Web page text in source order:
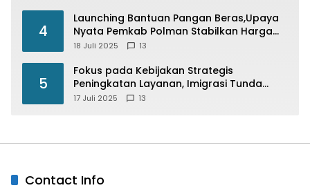
4
Launching Bantuan Pangan Beras,Upaya
Nyata Pemkab Polman Stabilkan Harga
Beras
18 Juli 2025 13
5
Fokus pada Kebijakan Strategis
Peningkatan Layanan, Imigrasi Tunda
Paspor Desain Merah Putih
17 Juli 2025 13
Contact Info